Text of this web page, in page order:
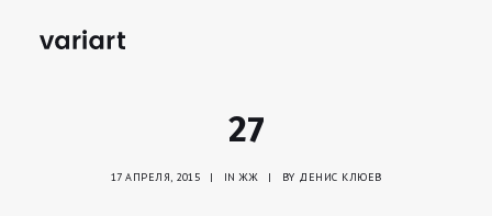
27
17 АПРЕЛЯ, 2015 | INЖЖ | BY ДЕНИС КЛЮЕВ